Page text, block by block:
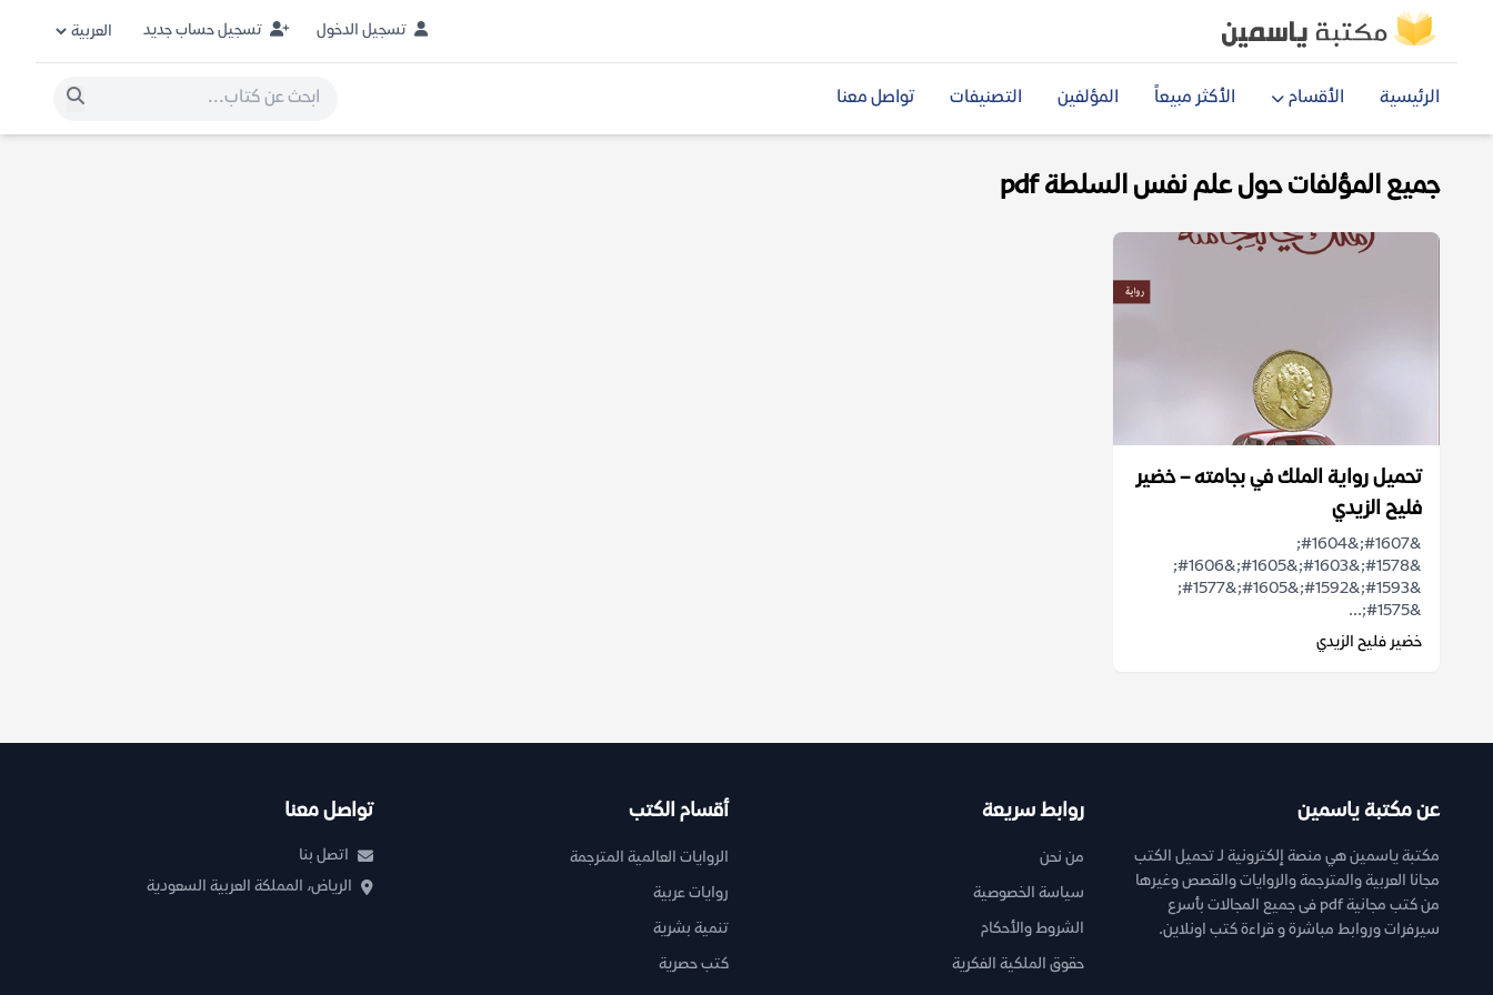
تسجيل الدخول تسجيل حساب جديد
الرئيسية الأقسام الأكثر مبيعاً المؤلفين التصنيفات تواصل معنا
جميع المؤلفات حول علم نفس السلطة pdf
تحميل رواية الملك في بجامته – خضير
فليح الزيدي
&#1607;&#1604;
&#1578;&#1603;&#1605;&#1606;
&#1593;&#1592;&#1605;&#1577;
&#1575;...
خضير فليح الزيدي
عن مكتبة ياسمين
مكتبة ياسمين هي منصة إلكترونية لـ تحميل الكتب
مجانا العربية والمترجمة والروايات والقصص وغيرها
من كتب مجانية pdf فى جميع المجالات بأسرع
سيرفرات وروابط مباشرة و قراءة كتب اونلاين.
روابط سريعة
من نحن
سياسة الخصوصية
الشروط والأحكام
حقوق الملكية الفكرية
أقسام الكتب
الروايات العالمية المترجمة
روايات عربية
تنمية بشرية
كتب حصرية
تواصل معنا
اتصل بنا
الرياض، المملكة العربية السعودية